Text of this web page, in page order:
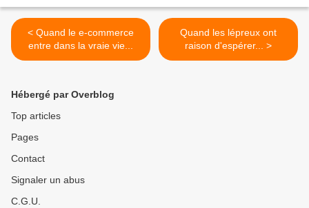
< Quand le e-commerce
entre dans la vraie vie...
Quand les lépreux ont
raison d'espérer... >
Hébergé par Overblog
Top articles
Pages
Contact
Signaler un abus
C.G.U.